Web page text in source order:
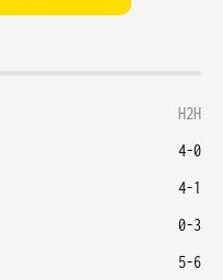
H2H
4-0
4-1
0-3
5-6